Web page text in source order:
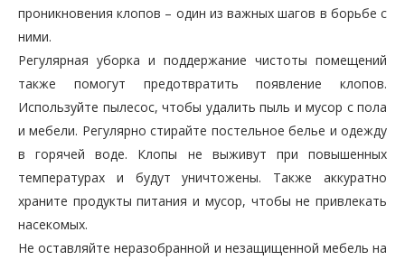
проникновения клопов – один из важных шагов в борьбе с
ними.
Регулярная уборка и поддержание чистоты помещений
также помогут предотвратить появление клопов.
Используйте пылесос, чтобы удалить пыль и мусор с пола
и мебели. Регулярно стирайте постельное белье и одежду
в горячей воде. Клопы не выживут при повышенных
температурах и будут уничтожены. Также аккуратно
храните продукты питания и мусор, чтобы не привлекать
насекомых.
Не оставляйте неразобранной и незащищенной мебель на